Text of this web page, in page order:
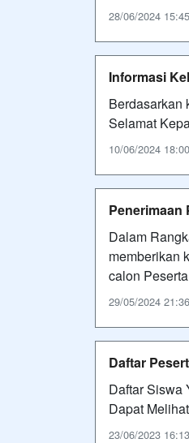
28/06/2024
Informasi
Berdasarkan
Selamat
10/06/2024
Penerimaan
Dalam
memberikan
calon
29/05/2024
Daftar
Daftar Siswa
Dapat
23/06/2023